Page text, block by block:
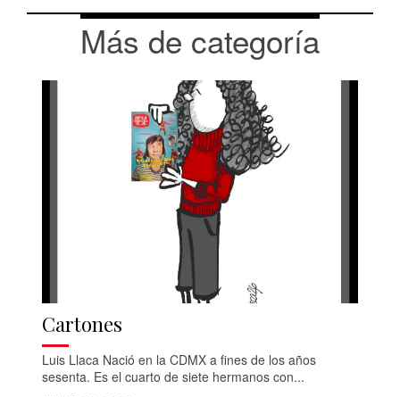
Más de categoría
Cartones
Luis Llaca Nació en la CDMX a fines de los años
sesenta. Es el cuarto de siete hermanos con...